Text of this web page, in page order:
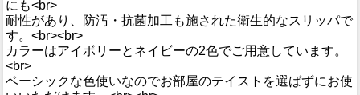
にも<br>
耐性があり、防汚・抗菌加工も施された衛生的なスリッパで
す。<br><br>
カラーはアイボリーとネイビーの2色でご用意しています。
<br>
ベーシックな色使いなのでお部屋のテイストを選ばずにお使